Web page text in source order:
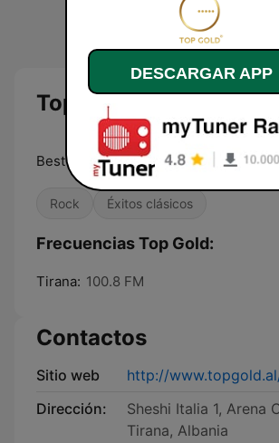
Top Gold
Best of Gold Radio
Rock Éxitos clásicos
Frecuencias Top Gold:
Tirana: 100.8 FM
Contactos
Sitio web
http://
Dirección:
Sheshi Italia 1, Arena
Tirana, Albania
DESCARGAR APP